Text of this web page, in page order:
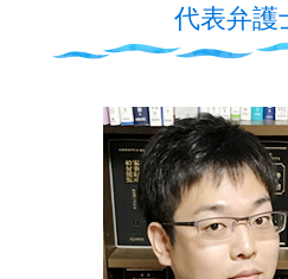
代表弁護